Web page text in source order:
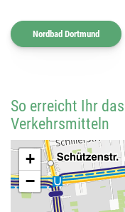
Nordbad Dortmund
So erreicht Ihr
Verkehrsmitteln